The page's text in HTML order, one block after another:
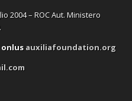
2004 – ROC Aut. Ministero
auxiliafoundation.org